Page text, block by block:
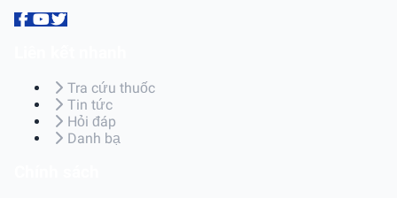
Tra cứu thuốc
Tin tức
Hỏi đáp
Danh bạ